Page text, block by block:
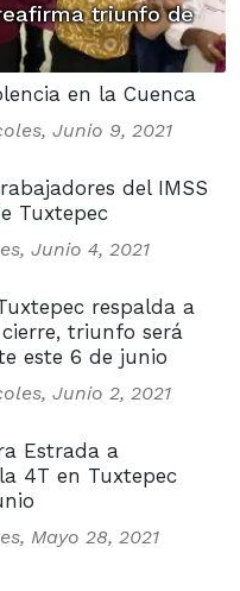
triunfo de
en la Cuenca
Junio 9, 2021
del IMSS
Tuxtepec
Junio 4, 2021
respalda a
triunfo será
este 6 de junio
Junio 2, 2021
Estrada a
4T en Tuxtepec
Mayo 28, 2021